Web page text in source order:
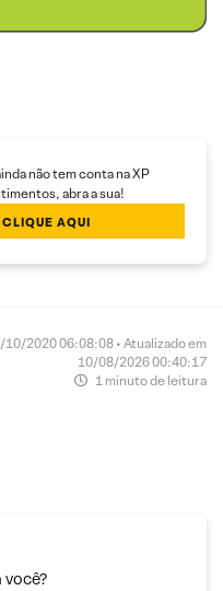
não tem conta na XP
abra a sua!
CLIQUE AQUI
10/2020 06:08:08 • Atualizado em
10/08/2026 00:40:17
1 minuto de leitura
você?